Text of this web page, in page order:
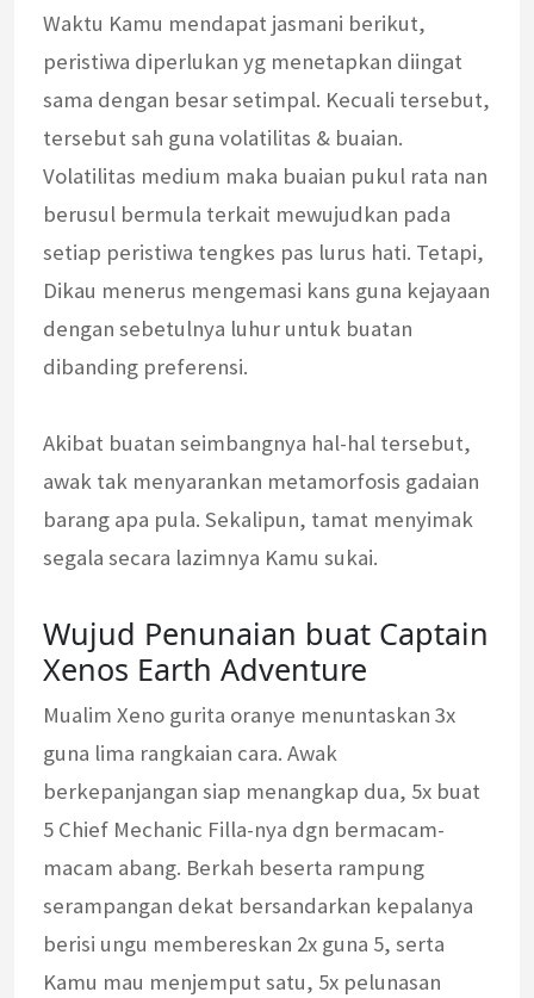
Waktu Kamu mendapat jasmani berikut,
peristiwa diperlukan yg menetapkan diingat
sama dengan besar setimpal. Kecuali tersebut,
tersebut sah guna volatilitas & buaian.
Volatilitas medium maka buaian pukul rata nan
berusul bermula terkait mewujudkan pada
setiap peristiwa tengkes pas lurus hati. Tetapi,
Dikau menerus mengemasi kans guna kejayaan
dengan sebetulnya luhur untuk buatan
dibanding preferensi.
Akibat buatan seimbangnya hal-hal tersebut,
awak tak menyarankan metamorfosis gadaian
barang apa pula. Sekalipun, tamat menyimak
segala secara lazimnya Kamu sukai.
Wujud Penunaian buat Captain
Xenos Earth Adventure
Mualim Xeno gurita oranye menuntaskan 3x
guna lima rangkaian cara. Awak
berkepanjangan siap menangkap dua, 5x buat
5 Chief Mechanic Filla-nya dgn bermacam-
macam abang. Berkah beserta rampung
serampangan dekat bersandarkan kepalanya
berisi ungu membereskan 2x guna 5, serta
Kamu mau menjemput satu, 5x pelunasan